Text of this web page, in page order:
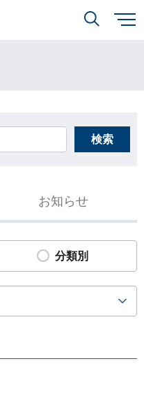
サイト（ONO
BREAK THROUGH」
検索
お知らせ
分類別